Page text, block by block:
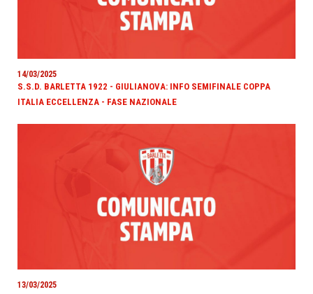
14/03/2025
S.S.D. BARLETTA 1922 - GIULIANOVA: INFO SEMIFINALE COPPA
ITALIA ECCELLENZA - FASE NAZIONALE
13/03/2025